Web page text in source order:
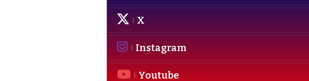
X
Instagram
Youtube